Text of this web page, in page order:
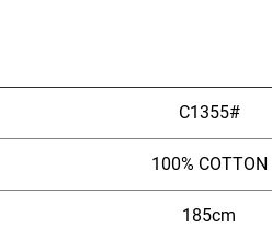
C1355#
100% COTTON
185cm